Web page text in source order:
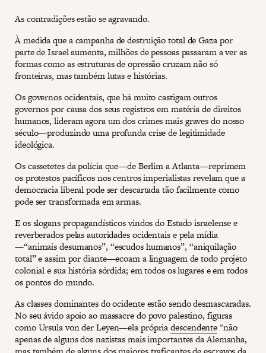
As contradições estão se agravando.
À medida que a campanha de destruição total de Gaza por
parte de Israel aumenta, milhões de pessoas passaram a ver as
formas como as estruturas de opressão cruzam não só
fronteiras, mas também lutas e histórias.
Os governos ocidentais, que há muito castigam outros
governos por causa dos seus registros em matéria de direitos
humanos, lideram agora um dos crimes mais graves do nosso
século—produzindo uma profunda crise de legitimidade
ideológica.
Os cassetetes da polícia que—de Berlim a Atlanta—reprimem
os protestos pacíficos nos centros imperialistas revelam que a
democracia liberal pode ser descartada tão facilmente como
pode ser transformada em armas.
E os slogans propagandísticos vindos do Estado israelense e
reverberados pelas autoridades ocidentais e pela mídia
—“animais desumanos”, “escudos humanos”, “aniquilação
total” e assim por diante—ecoam a linguagem de todo projeto
colonial e sua história sórdida; em todos os lugares e em todos
os pontos do mundo.
As classes dominantes do ocidente estão sendo desmascaradas.
No seu ávido apoio ao massacre do povo palestino, figuras
como Ursula von der Leyen—ela própriadescendente"não
apenas de alguns dos nazistas mais importantes da Alemanha,